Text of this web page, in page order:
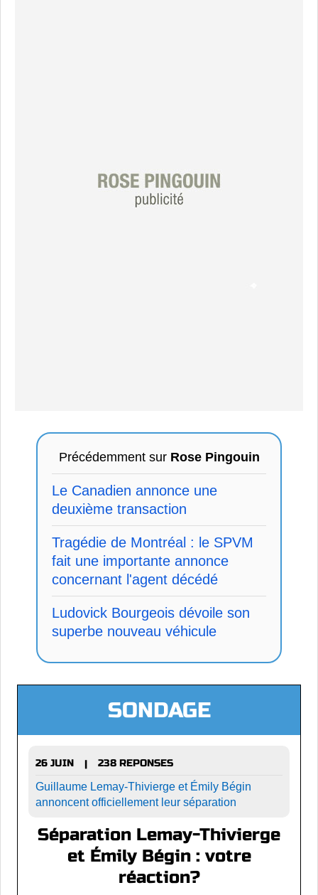
Précédemment sur Rose Pingouin
Le Canadien annonce une
deuxième transaction
Tragédie de Montréal : le SPVM
fait une importante annonce
concernant l'agent décédé
Ludovick Bourgeois dévoile son
superbe nouveau véhicule
SONDAGE
26 JUIN |
238 REPONSES
Guillaume Lemay-Thivierge et Émily Bégin
annoncent officiellement leur séparation
Séparation Lemay-Thivierge
et Émily Bégin : votre
réaction?